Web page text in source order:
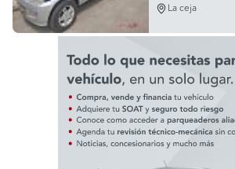
La ceja